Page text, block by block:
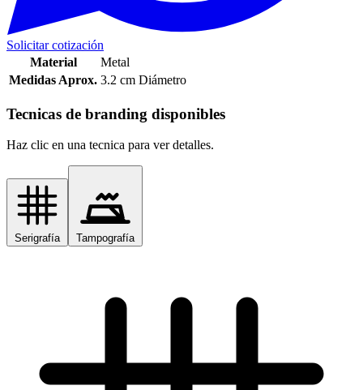
Solicitar cotización
Material
Metal
Medidas Aprox. 3.2 cm Diámetro
Tecnicas de branding disponibles
Haz clic en una tecnica para ver detalles.
Serigrafía Tampografía